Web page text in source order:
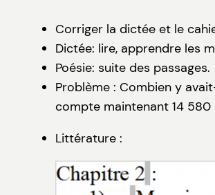
Corriger la dictée et le
Dictée: lire, apprendre les
Poésie: suite des passages.
Problème : Combien y
compte maintenant 14 580
Littérature :